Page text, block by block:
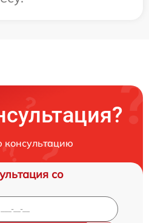
консультацию
со